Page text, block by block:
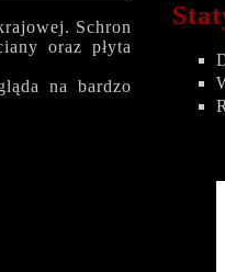
Schron
oraz płyta
na bardzo